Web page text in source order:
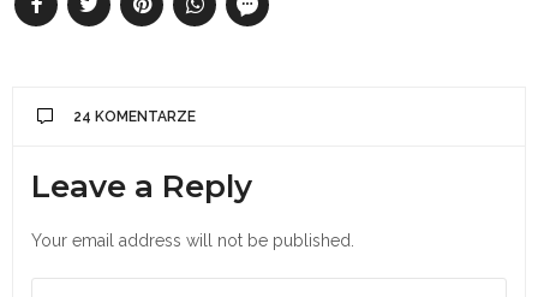
24 KOMENTARZE
Leave a Reply
Your email address will not be published.